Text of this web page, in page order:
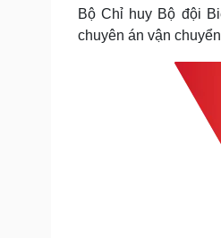
Tư vấn luật
Dinh dưỡng - món ngon
Bộ Chỉ huy Bộ đội
chuyên án vận